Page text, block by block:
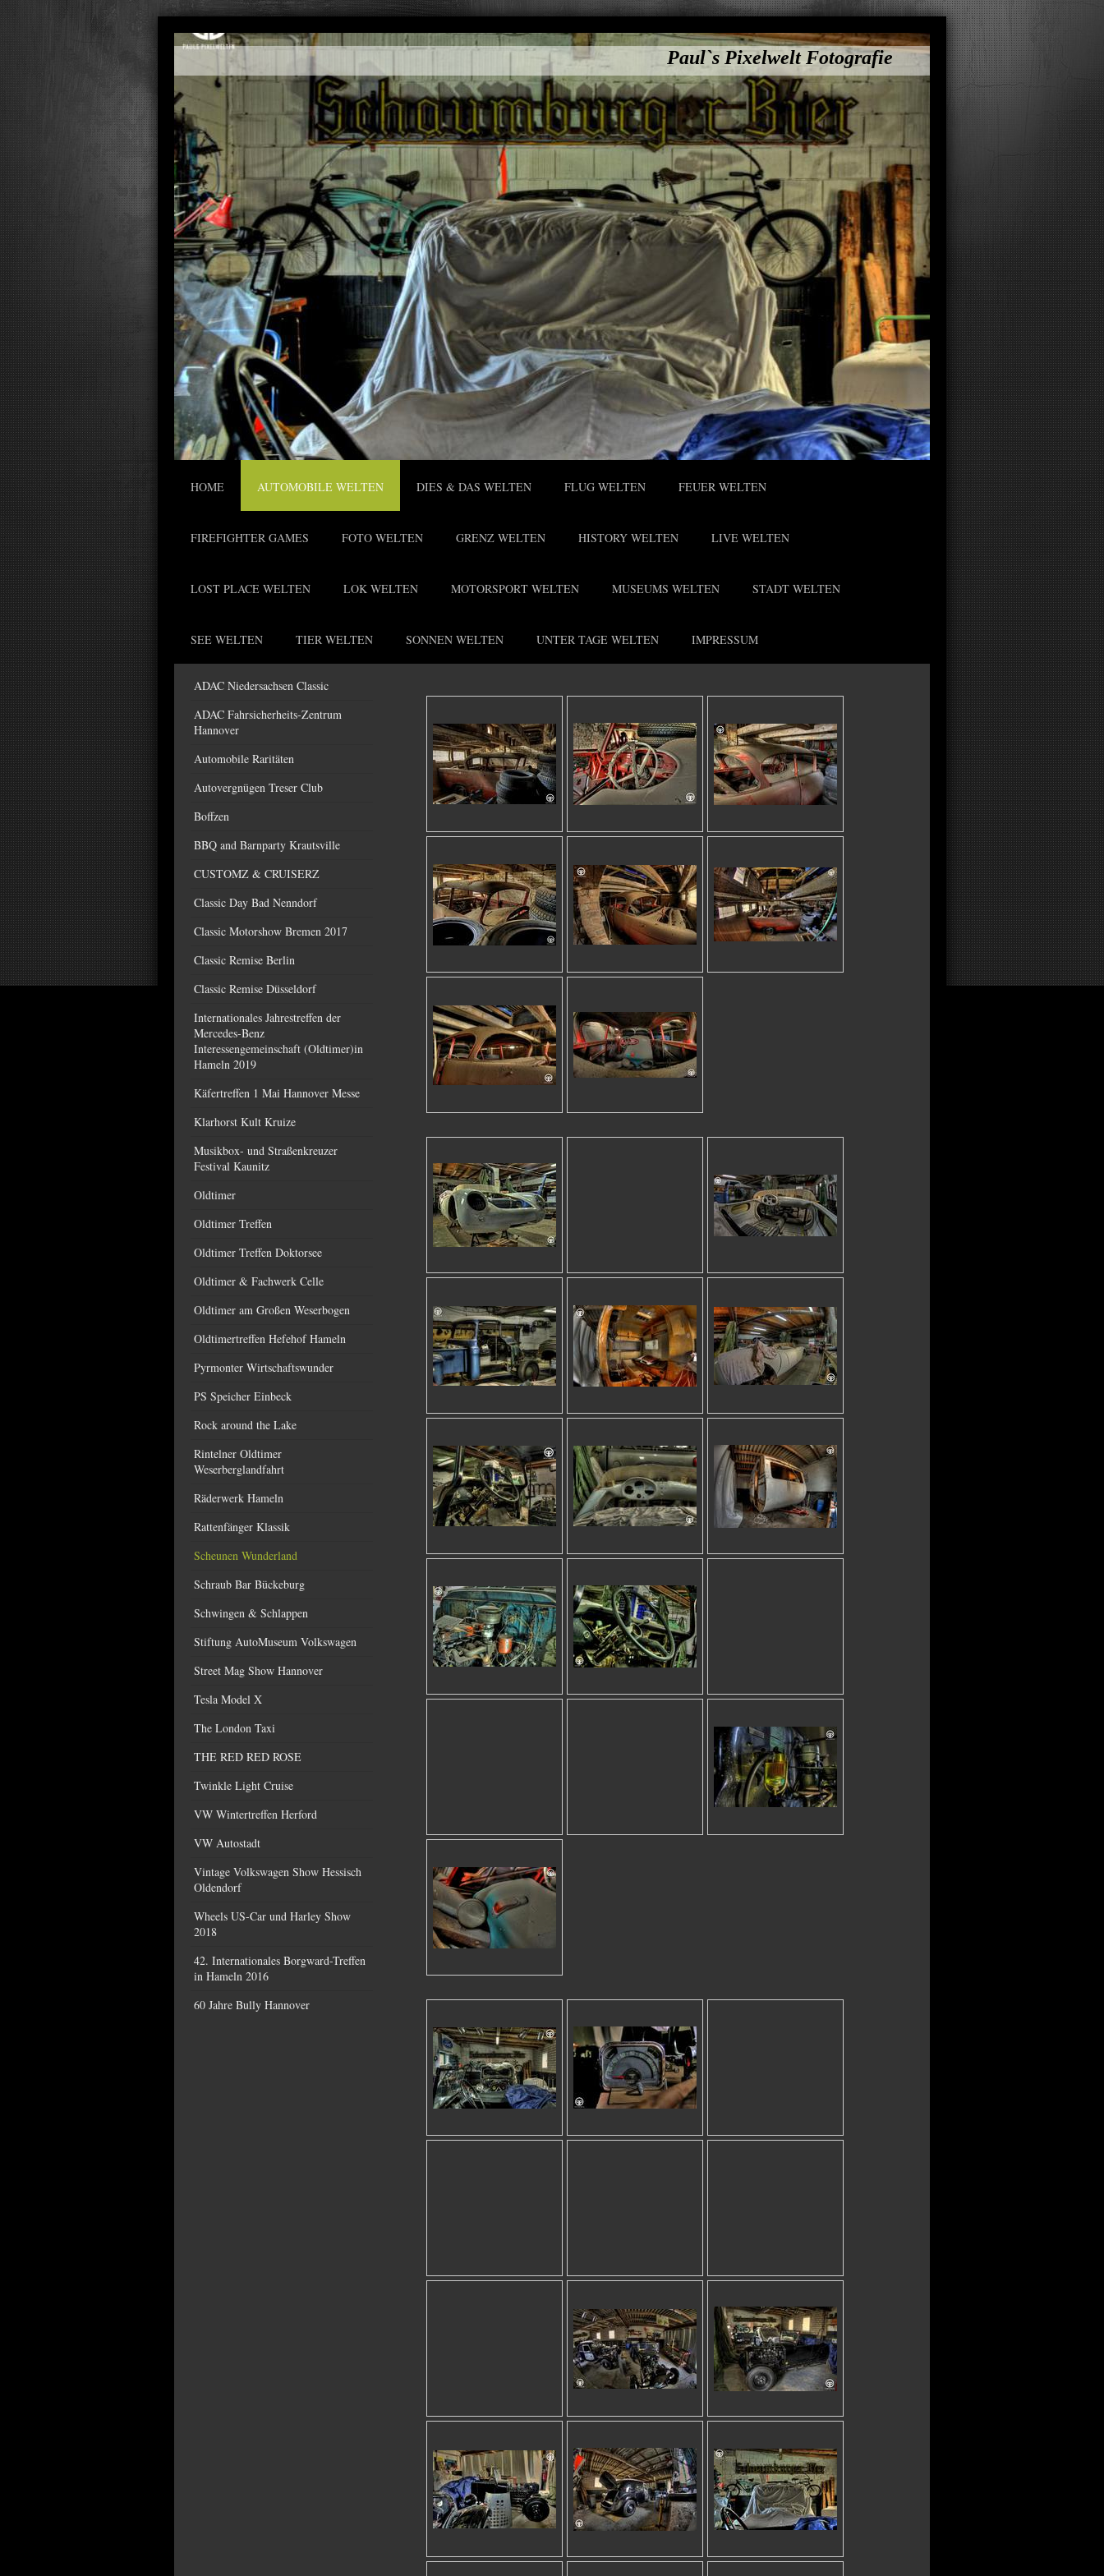
Paul`s Pixelwelt Fotografie
HOME AUTOMOBILE WELTEN DIES & DAS WELTEN FLUG WELTEN FEUER WELTEN
FIREFIGHTER GAMES FOTO WELTEN GRENZ WELTEN HISTORY WELTEN LIVE WELTEN
LOST PLACE WELTEN LOK WELTEN MOTORSPORT WELTEN MUSEUMS WELTEN STADT WELTEN
SEE WELTEN TIER WELTEN SONNEN WELTEN UNTER TAGE WELTEN IMPRESSUM
ADAC Niedersachsen Classic
ADAC Fahrsicherheits-Zentrum
Hannover
Automobile Raritäten
Autovergnügen Treser Club
Boffzen
BBQ and Barnparty Krautsville
CUSTOMZ & CRUISERZ
Classic Day Bad Nenndorf
Classic Motorshow Bremen 2017
Classic Remise Berlin
Classic Remise Düsseldorf
Internationales Jahrestreffen der
Mercedes-Benz
Interessengemeinschaft (Oldtimer)in
Hameln 2019
Käfertreffen 1 Mai Hannover Messe
Klarhorst Kult Kruize
Musikbox- und Straßenkreuzer
Festival Kaunitz
Oldtimer
Oldtimer Treffen
Oldtimer Treffen Doktorsee
Oldtimer & Fachwerk Celle
Oldtimer am Großen Weserbogen
Oldtimertreffen Hefehof Hameln
Pyrmonter Wirtschaftswunder
PS Speicher Einbeck
Rock around the Lake
Rintelner Oldtimer
Weserberglandfahrt
Räderwerk Hameln
Rattenfänger Klassik
Scheunen Wunderland
Schraub Bar Bückeburg
Schwingen & Schlappen
Stiftung AutoMuseum Volkswagen
Street Mag Show Hannover
Tesla Model X
The London Taxi
THE RED RED ROSE
Twinkle Light Cruise
VW Wintertreffen Herford
VW Autostadt
Vintage Volkswagen Show Hessisch
Oldendorf
Wheels US-Car und Harley Show
2018
42. Internationales Borgward-Treffen
in Hameln 2016
60 Jahre Bully Hannover